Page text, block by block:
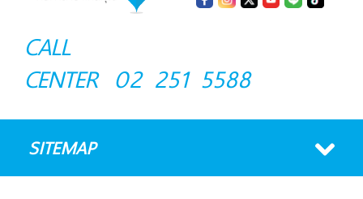
CALL
CENTER 02 251 5588
SITEMAP